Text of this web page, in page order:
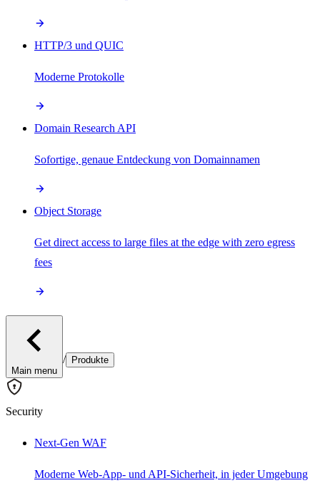
HTTP/3 und QUIC
Moderne Protokolle
Domain Research API
Sofortige, genaue Entdeckung von Domainnamen
Object Storage
Get direct access to large files at the edge with zero egress
fees
Main menu
/ Produkte
Security
Next-Gen WAF
Moderne Web-App- und API-Sicherheit, in jeder Umgebung